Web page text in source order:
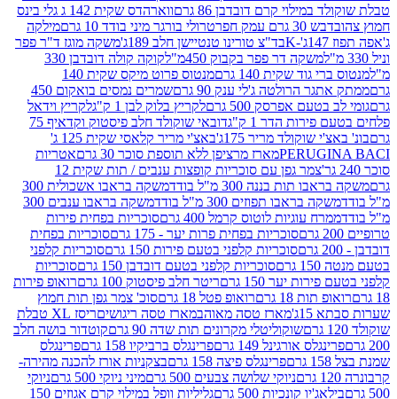
קרם דובדבן 86 גרם
ווארהדס שקית 142 ג גלי בינס
דבש 30 גרם עמק חפר
טרולי בורגר מיני בודד 10 גרם
מילקה
בד"צ טורינו טנטיישן חלב 189ג'
משקה מוגז ד"ר פפר
משקה דר פפר בקבוק 450מ"ל
קוקה קולה דובדבן 330
גוד שקית 140 גרם
מנטוס פרוט מיקס שקית 140
הרולטה ג'לי ענק 90 גרם
שמרים נמסים בואקום 450
אפרסק 500 גרם
לקריץ בלוק לבן 1 ק"ג
לקריץ וידאל
הדר 1 ק"ג
דובאי שוקולד חלב פיסטוק וקדאיף 75
שוקולד מריר 175ג'
באצ'י מריר קלאסי שקית 125 ג'
מארז מרציפן ללא תוספת סוכר 30 גרם
אטריות
צמר גפן עם סוכריות קופצות ענבים / תות שקית 12
תות בננה 300 מ"ל בודד
משקה בראבו אשכולית 300
בראבו תפוזים 300 מ"ל בודד
משקה בראבו ענבים 300
עוגיות לוטוס קרמל 400 גרם
סוכריות בפחית פירות
סוכריות בפחית פרות יער - 175 גרם
סוכריות בפחית
סוכריות קלפני בטעם פירות 150 גרם
סוכריות קלפני
סוכריות קלפני בטעם דובדבן 150 גרם
סוכריות
יער 150 גרם
ריטר חלב פיסטוק 100 גרם
רואופ פירות
תות 18 גרם
רואופ פטל 18 גרם
סוכ' צמר גפן תות חמוץ
מארז טסה מאוהב מארז טסה ריגושים
ריסז XL טבלת
שוקוליטלי מקרונים תות שדה 90 גרם
קוטדור בושה חלב
אורגינל 149 גרם
פרינגלס ברביקיו 158 גרם
פרינגלס
פרינגלס פיצה 158 גרם
בצקניות אורז להכנה מהירה-
ניוקי שלושה צבעים 500 גרם
מיני ניוקי 500 גרם
ניוקי
קונכיות 500 גרם
גליליות וופל במילוי קרם אגוזים 150